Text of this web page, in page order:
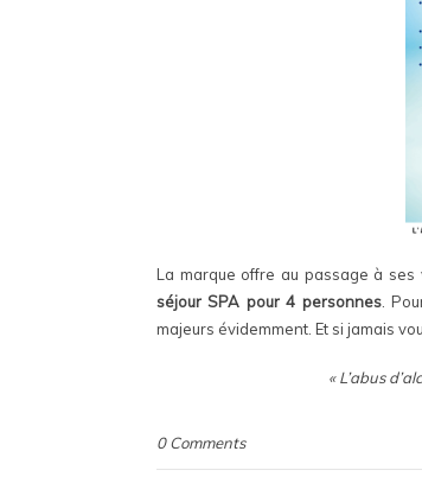
La marque offre au passage à
séjour SPA pour 4 personnes.
majeurs évidemment. Et si jamais
« L’abus
0 Comments